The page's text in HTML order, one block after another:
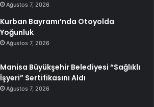
Ağustos 7, 2026
Kurban Bayramı’nda Otoyolda
Yoğunluk
Ağustos 7, 2026
Manisa Büyükşehir Belediyesi “Sağlıklı
İşyeri” Sertifikasını Aldı
Ağustos 7, 2026